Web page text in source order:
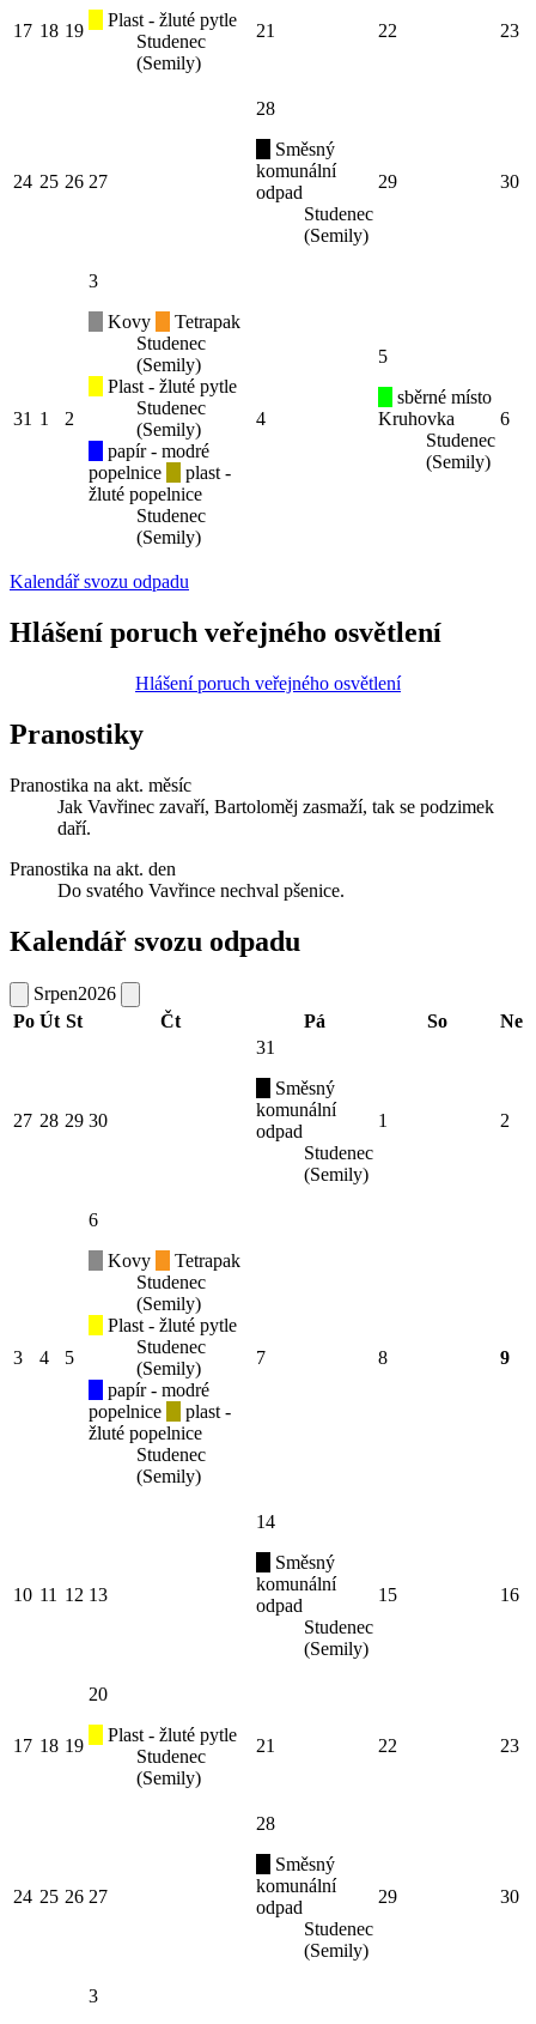
17 18 19
Plast - žluté pytle
Studenec
(Semily)
21 22 23
24 25 26 27
28
Směsný
komunální
odpad
Studenec
(Semily)
29 30
31 1 2
3
Kovy
Tetrapak
Studenec
(Semily)
Plast - žluté pytle
Studenec
(Semily)
papír - modré
popelnice
plast -
žluté popelnice
Studenec
(Semily)
4
5
sběrné místo
Kruhovka
Studenec
(Semily)
6
Kalendář svozu odpadu
Hlášení poruch veřejného osvětlení
Hlášení poruch veřejného osvětlení
Pranostiky
Pranostika na akt. měsíc
Jak Vavřinec zavaří, Bartoloměj zasmaží, tak se podzimek
daří.
Pranostika na akt. den
Do svatého Vavřince nechval pšenice.
Kalendář svozu odpadu
Srpen2026
Po Út St Čt Pá So Ne
27 28 29 30
31
Směsný
komunální
odpad
Studenec
(Semily)
1 2
3 4 5
6
Kovy
Tetrapak
Studenec
(Semily)
Plast - žluté pytle
Studenec
(Semily)
papír - modré
popelnice
plast -
žluté popelnice
Studenec
(Semily)
7 8 9
10 11 12 13
14
Směsný
komunální
odpad
Studenec
(Semily)
15 16
17 18 19
20
Plast - žluté pytle
Studenec
(Semily)
21 22 23
24 25 26 27
28
Směsný
komunální
odpad
Studenec
(Semily)
29 30
3